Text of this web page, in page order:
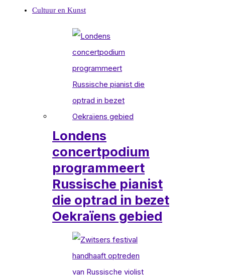
Cultuur en Kunst
Londens
concertpodium
programmeert
Russische pianist
die optrad in bezet
Oekraïens gebied